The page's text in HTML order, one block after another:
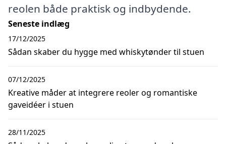
reolen både praktisk og indbydende.
Seneste indlæg
Sådan skaber du hygge med whiskytønder til stuen
17/12/2025
Kreative måder at integrere reoler og romantiske
gaveidéer i stuen
07/12/2025
28/11/2025